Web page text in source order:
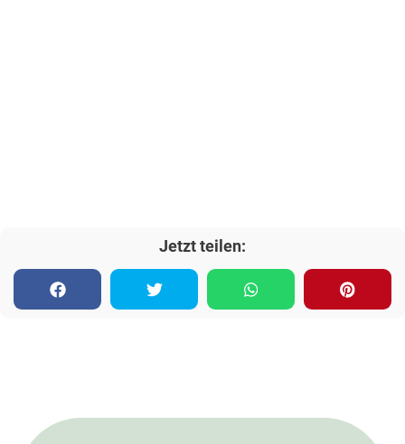
Jetzt teilen: